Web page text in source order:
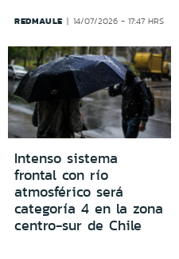
REDMAULE 14/07/2026 - 17:47 HRS
Intenso sistema
frontal con río
atmosférico será
categoría 4 en la zona
centro-sur de Chile